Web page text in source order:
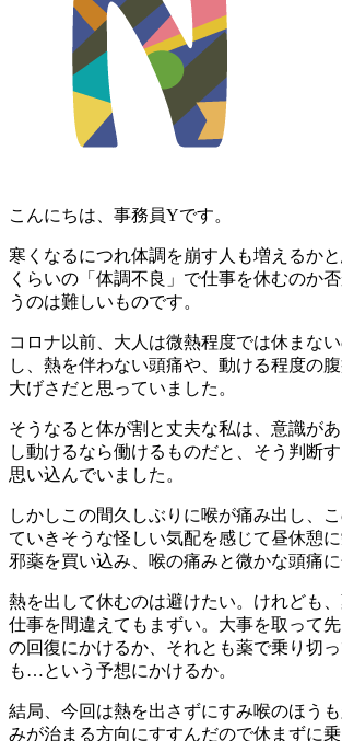
こんにちは、事務員Yです。
寒くなるにつれ体調を崩す人も増えるか
くらいの「体調不良」で仕事を休むのか
うのは難しいものです。
コロナ以前、大人は微熱程度では休まな
し、熱を伴わない頭痛や、動ける程度の
大げさだと思っていました。
そうなると体が割と丈夫な私は、意識が
し動けるなら働けるものだと、そう判断
思い込んでいました。
しかしこの間久しぶりに喉が痛み出し、
ていきそうな怪しい気配を感じて昼休憩
邪薬を買い込み、喉の痛みと微かな頭痛に
熱を出して休むのは避けたい。けれども
仕事を間違えてもまずい。大事を取って
の回復にかけるか、それとも薬で乗り切
も…という予想にかけるか。
結局、今回は熱を出さずにすみ喉のほう
みが治まる方向にすすんだので休まずに